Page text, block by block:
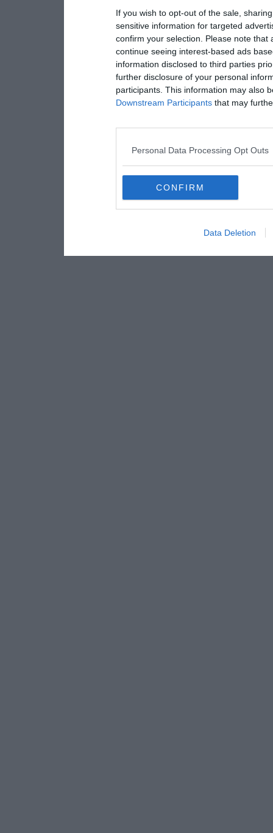
If you wish to opt-out of the sale,
sensitive information for targeted
confirm your selection. Please note
continue seeing interest-based ads
information disclosed to third parties
further disclosure of your personal
participants. This information may also
Downstream Participants that may
Personal Data Processing Opt Outs
CONFIRM
Data Deletion